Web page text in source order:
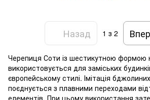
Назад 1 з 2
Черепиця Соти із шестикутною формою
використовується для заміських
європейському стилі. Імітація
поєднується з плавними переходами
елементів. При цьому використання